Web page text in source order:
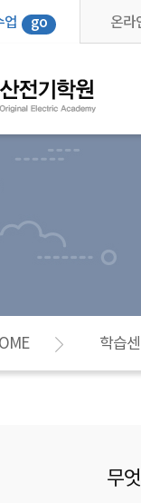
업 go 온라
학습
무